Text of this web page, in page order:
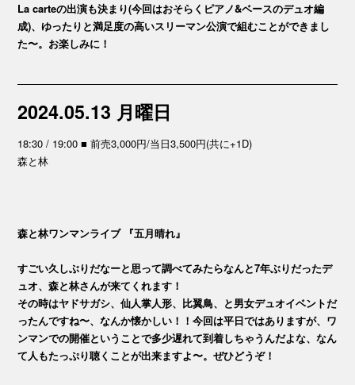
La carteの出演も決まり(今回はおそらくピアノ&ベースのデュオ編
成)、ゆったりと満足度の高いスリーマン公演で組むことができまし
た〜。お楽しみに！
2024.05.13 月曜日
18:30 / 19:00 ■ 前売3,000円/当日3,500円(共に+1D)
森と林
森と林ワンマンライブ 『五月晴れ』
すごい久しぶりだなーと思って調べてみたらなんと7年ぶりだったデ
ュオ、森と林さんが来てくれます！
その時はヤドサガシ、仙人掌人形、比翼鳥、と男女デュオイベントだ
ったんですね〜、なんか懐かしい！！今回は平日ではありますが、ワ
ンマンでの開催ということで多少遅れて到着しちゃうんだよな、なん
て人もたっぷり聴くことが出来ますよ〜。ぜひどうぞ！